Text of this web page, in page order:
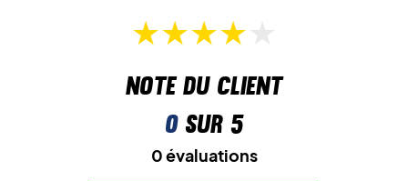
Note du client
0sur 5
0 évaluations